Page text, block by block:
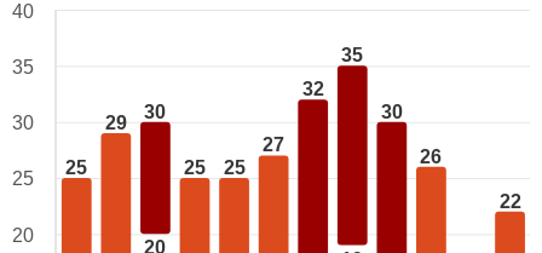
25
29
30
20
25 25
27
32
35
30
26
22
40
35
30
25
20